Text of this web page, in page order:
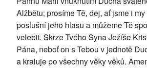
Alžbětu; prosíme Tě, dej, ať jsme i
poslušní jeho hlasu a můžeme Tě
velebit. Skrze Tvého Syna Ježíše
Pána, neboť on s Tebou v jednotě
a kraluje po všechny věky věků.